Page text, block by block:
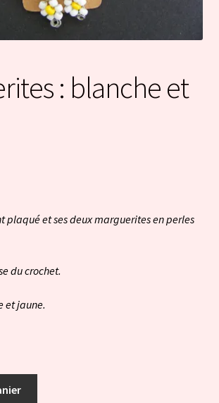
: blanche et
plaqué et ses deux marguerites en perles
du crochet.
et jaune.